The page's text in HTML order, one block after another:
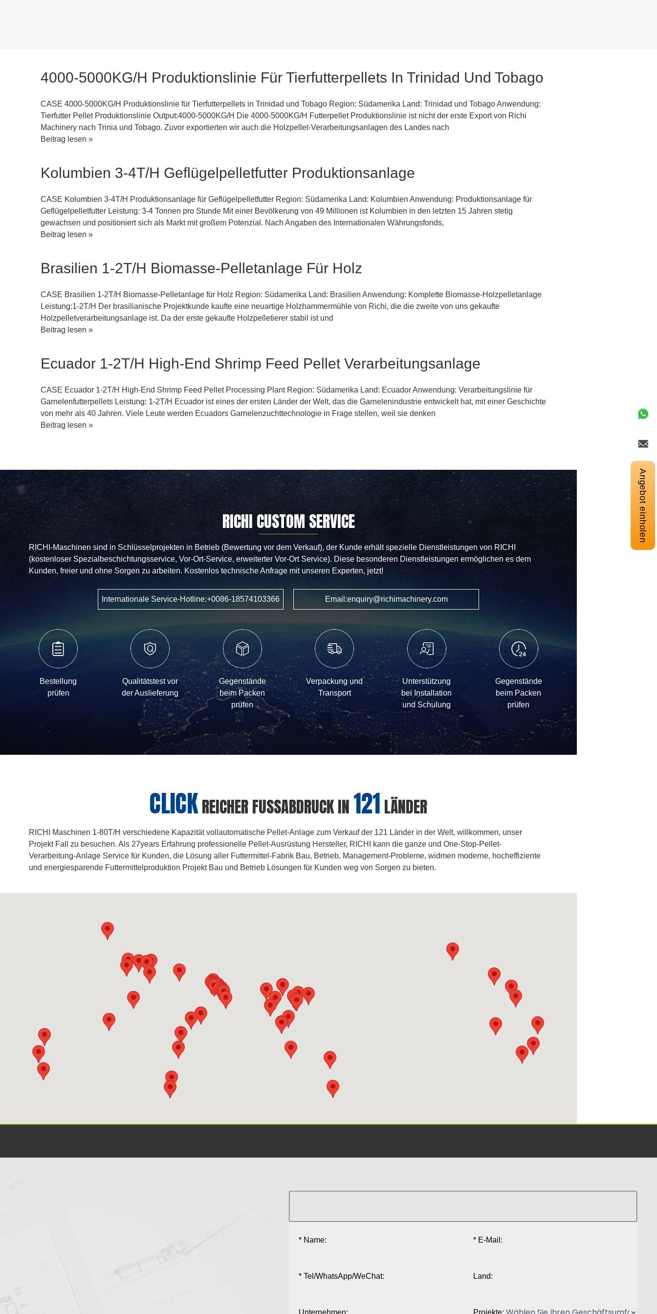
Pelletieranlage
4000-5000KG/H Produktionslinie Für Tierfutterpellets In Trinidad Und Tobago
CASE 4000-5000KG/H Produktionslinie für Tierfutterpellets in Trinidad und Tobago Region: Südamerika Land: Trinidad und Tobago Anwendung:
Tierfutter Pellet Produktionslinie Output:4000-5000KG/H Die 4000-5000KG/H Futterpellet Produktionslinie ist nicht der erste Export von Richi
Machinery nach Trinia und Tobago. Zuvor exportierten wir auch die Holzpellet-Verarbeitungsanlagen des Landes nach
4000-
für
in
Trinidad
und
Tobago
Beitrag lesen »
Kolumbien 3-4T/H Geflügelpelletfutter Produktionsanlage
CASE Kolumbien 3-4T/H Produktionsanlage für Geflügelpelletfutter Region: Südamerika Land: Kolumbien Anwendung: Produktionsanlage für
Geflügelpelletfutter Leistung: 3-4 Tonnen pro Stunde Mit einer Bevölkerung von 49 Millionen ist Kolumbien in den letzten 15 Jahren stetig
gewachsen und positioniert sich als Markt mit großem Potenzial. Nach Angaben des Internationalen Währungsfonds,
Kolumbien
Geflügelpelletfutter
Beitrag lesen »
Brasilien 1-2T/H Biomasse-Pelletanlage Für Holz
CASE Brasilien 1-2T/H Biomasse-Pelletanlage für Holz Region: Südamerika Land: Brasilien Anwendung: Komplette Biomasse-Holzpelletanlage
Leistung:1-2T/H Der brasilianische Projektkunde kaufte eine neuartige Holzhammermühle von Richi, die die zweite von uns gekaufte
Holzpelletverarbeitungsanlage ist. Da der erste gekaufte Holzpelletierer stabil ist und
Brasilien
Biomasse-
für
Holz
Beitrag lesen »
Ecuador 1-2T/H High-End Shrimp Feed Pellet Verarbeitungsanlage
CASE Ecuador 1-2T/H High-End Shrimp Feed Pellet Processing Plant Region: Südamerika Land: Ecuador Anwendung: Verarbeitungslinie für
Garnelenfutterpellets Leistung: 1-2T/H Ecuador ist eines der ersten Länder der Welt, das die Garnelenindustrie entwickelt hat, mit einer Geschichte
von mehr als 40 Jahren. Viele Leute werden Ecuadors Garnelenzuchttechnologie in Frage stellen, weil sie denken
Ecuador
End
Shrimp
Feed
Pellet
Verarbeitungsanlage
Beitrag lesen »
RICHI CUSTOM SERVICE
RICHI-Maschinen sind in Schlüsselprojekten in Betrieb (Bewertung vor dem Verkauf), der Kunde erhält spezielle Dienstleistungen von RICHI
(kostenloser Spezialbeschichtungsservice, Vor-Ort-Service, erweiterter Vor-Ort Service). Diese besonderen Dienstleistungen ermöglichen es dem
Kunden, freier und ohne Sorgen zu arbeiten. Kostenlos technische Anfrage mit unseren Experten, jetzt!
Internationale Service-Hotline:+0086-18574103366 Email:enquiry@richimachinery.com
Bestellung
prüfen
Qualitätstest vor
der Auslieferung
Gegenstände
beim Packen
prüfen
Verpackung und
Transport
Unterstützung
bei Installation
und Schulung
Gegenstände
beim Packen
prüfen
CLICKREICHER FUSSABDRUCK IN 121 LÄNDER
RICHI Maschinen 1-80T/H verschiedene Kapazität vollautomatische Pellet-Anlage zum Verkauf der 121 Länder in der Welt, willkommen, unser
Projekt Fall zu besuchen. Als 27years Erfahrung professionelle Pellet-Ausrüstung Hersteller, RICHI kann die ganze und One-Stop-Pellet-
Verarbeitung-Anlage Service für Kunden, die Lösung aller Futtermittel-Fabrik Bau, Betrieb, Management-Probleme, widmen moderne, hocheffiziente
und energiesparende Futtermittelproduktion Projekt Bau und Betrieb Lösungen für Kunden weg von Sorgen zu bieten.
* Name: * E-Mail:
* Tel/WhatsApp/WeChat: Land:
Unternehmen: Projekte:
Angebot einholen